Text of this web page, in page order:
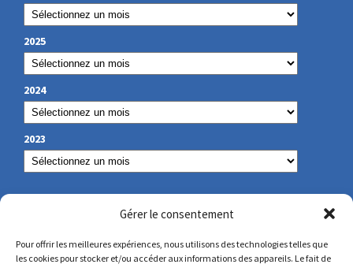
Gérer le consentement
Pour offrir les meilleures expériences, nous utilisons des technologies telles que
les cookies pour stocker et/ou accéder aux informations des appareils. Le fait de
2025
2024
2023
NOS COORDONNÉES
secretariat@lamennais.org